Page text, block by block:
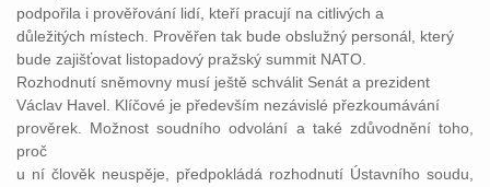
podpořila i prověřování lidí, kteří pracují na citlivých a
důležitých místech. Prověřen tak bude obslužný personál, který
bude zajišťovat listopadový pražský summit NATO.
Rozhodnutí sněmovny musí ještě schválit Senát a prezident
Václav Havel. Klíčové je především nezávislé přezkoumávání
prověrek. Možnost soudního odvolání a také zdůvodnění toho,
proč
u ní člověk neuspěje, předpokládá rozhodnutí Ústavního soudu,